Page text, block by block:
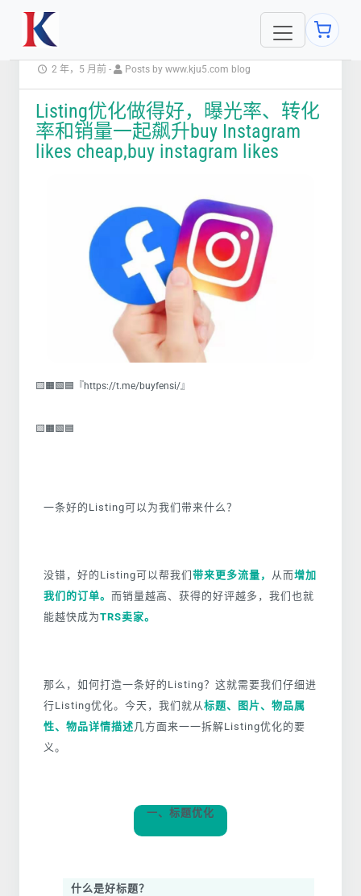
2 年，5 月前 - Posts by www.kju5.com blog
Listing优化做得好，曝光率、转化
率和销量一起飙升buy Instagram
likes cheap,buy instagram likes
🟨🟧🟩🟦『https://t.me/buyfensi/』
🟨🟧🟩🟦
一条好的Listing可以为我们带来什么？
没错， 好的Listing可以帮我们 带来更多流量， 从而增加
我们的订单。 而销量越高、获得的好评越多，我们也就
能越快成为TRS卖家。
那么，如何打造一条好的Listing？这就需要我们仔细进
行Listing优化。今天，我们就从标题、图片、物品属
性、物品详情描述 几方面来一一拆解Listing优化的要
义。
一、标题优化
什么是好标题？